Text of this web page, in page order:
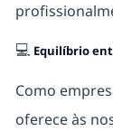
💻 Equilíbrio
Como
oferece às